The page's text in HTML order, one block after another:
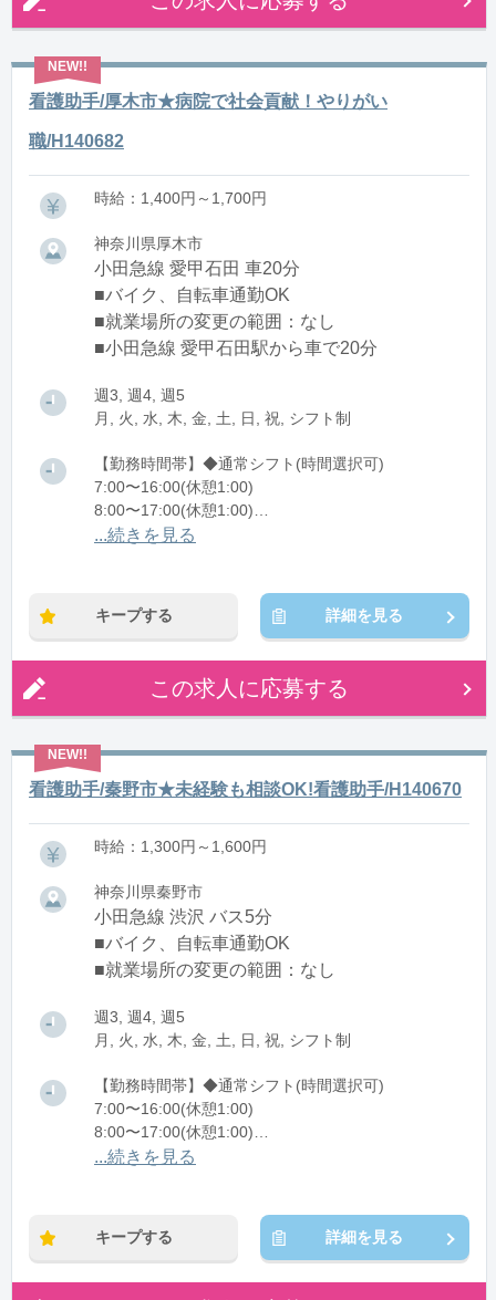
看護助手/厚木市★病院で社会貢献！やりがい
職/H140682
時給：1,400円～1,700円
神奈川県厚木市
小田急線 愛甲石田 車20分
■バイク、自転車通勤OK
■就業場所の変更の範囲：なし
■小田急線 愛甲石田駅から車で20分
週3, 週4, 週5
月, 火, 水, 木, 金, 土, 日, 祝, シフト制
【勤務時間帯】◆通常シフト(時間選択可)
7:00〜16:00(休憩1:00)
8:00〜17:00(休憩1:00)
12:00〜21:00(休憩1:00)
...続きを見る
キープする 詳細を見る
この求人に応募する
看護助手/秦野市★未経験も相談OK!看護助手/H140670
時給：1,300円～1,600円
神奈川県秦野市
小田急線 渋沢 バス5分
■バイク、自転車通勤OK
■就業場所の変更の範囲：なし
週3, 週4, 週5
月, 火, 水, 木, 金, 土, 日, 祝, シフト制
【勤務時間帯】◆通常シフト(時間選択可)
7:00〜16:00(休憩1:00)
8:00〜17:00(休憩1:00)
12:00〜21:00(休憩1:00)
...続きを見る
キープする 詳細を見る